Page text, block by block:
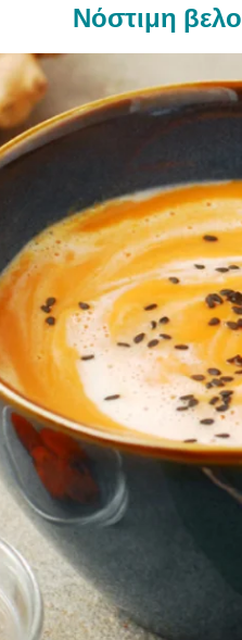
Νόστιμη